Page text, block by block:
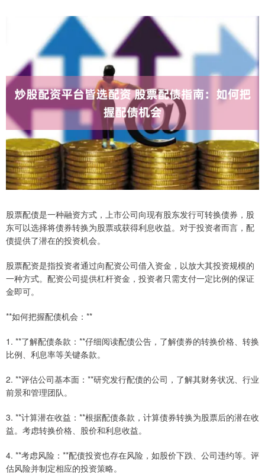
股票配债是一种融资方式，上市公司向现有股东发行可转换债券，股
东可以选择将债券转换为股票或获得利息收益。对于投资者而言，配
债提供了潜在的投资机会。
股票配资是指投资者通过向配资公司借入资金，以放大其投资规模的
一种方式。配资公司提供杠杆资金，投资者只需支付一定比例的保证
金即可。
**如何把握配债机会：**
1. **了解配债条款：**仔细阅读配债公告，了解债券的转换价格、转换
比例、利息率等关键条款。
2. **评估公司基本面：**研究发行配债的公司，了解其财务状况、行业
前景和管理团队。
3. **计算潜在收益：**根据配债条款，计算债券转换为股票后的潜在收
益。考虑转换价格、股价和利息收益。
4. **考虑风险：**配债投资也存在风险，如股价下跌、公司违约等。评
估风险并制定相应的投资策略。